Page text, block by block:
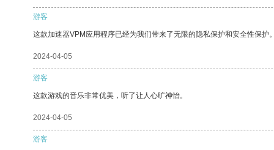
游客
这款加速器VPM应用程序已经为我们带来了无限的隐私保护和安全性保护
2024-04-05
游客
这款游戏的音乐非常优美，听了让人心旷神怡。
2024-04-05
游客